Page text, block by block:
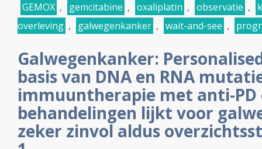
GEMOX , gemcitabine , oxaliplatin , observatie ,
overleving , galwegenkanker , wait-and-see ,
Galwegenkanker:
basis van DNA en RNA
immuuntherapie met anti-PD
behandelingen lijkt voor
zeker zinvol aldus